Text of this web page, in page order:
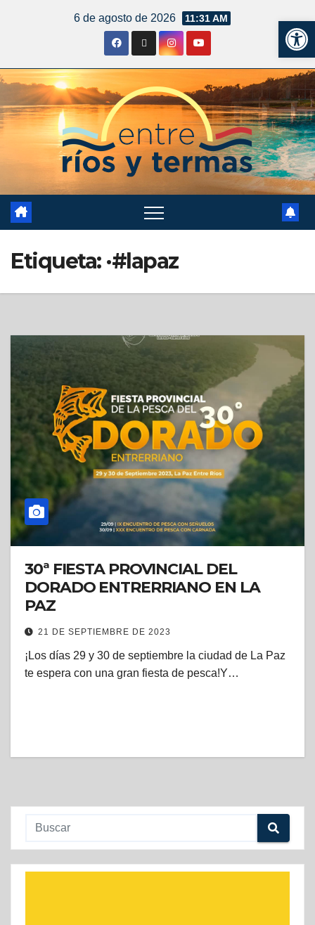
6 de agosto de 2026 11:31 AM
Etiqueta: ·#lapaz
30ª FIESTA PROVINCIAL DEL
DORADO ENTRERRIANO EN LA
PAZ
21 DE SEPTIEMBRE DE 2023
¡Los días 29 y 30 de septiembre la ciudad de La Paz
te espera con una gran fiesta de pesca!Y…